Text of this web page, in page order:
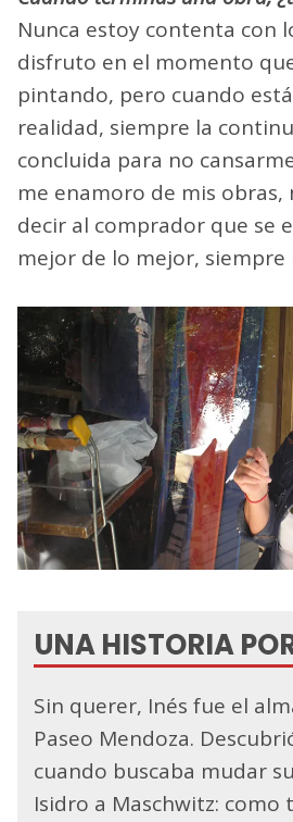
Nunca estoy contenta con
disfruto en el momento
pintando, pero cuando
realidad, siempre la
concluida para no
me enamoro de mis obras,
decir al comprador que se
mejor de lo mejor, siempre
UNA HISTORIA
Sin querer, Inés fue el
Paseo Mendoza.
cuando buscaba mudar
Isidro a Maschwitz: como